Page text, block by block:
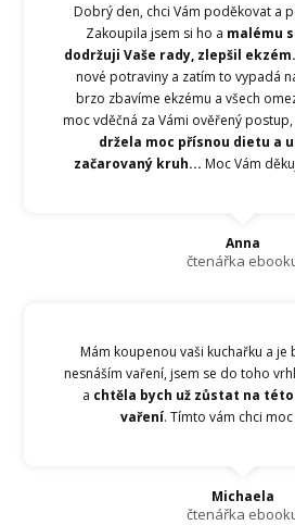
Dobrý den, chci Vám poděkovat a
Zakoupila jsem si ho a malému
dodržuji Vaše rady, zlepšil ekzém.
nové potraviny a zatím to vypadá
brzo zbavíme ekzému a všech
moc vděčná za Vámi ověřený
držela moc přísnou dietu a
začarovaný kruh... Moc Vám
Anna
čtenářka
Mám koupenou vaši kuchařku a je
nesnáším vaření, jsem se do toho
a chtěla bych už zůstat na
vaření. Tímto vám chci
Michaela
čtenářka